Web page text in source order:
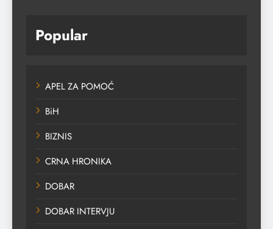
Popular
APEL ZA POMOĆ
BiH
BIZNIS
CRNA HRONIKA
DOBAR
DOBAR INTERVJU